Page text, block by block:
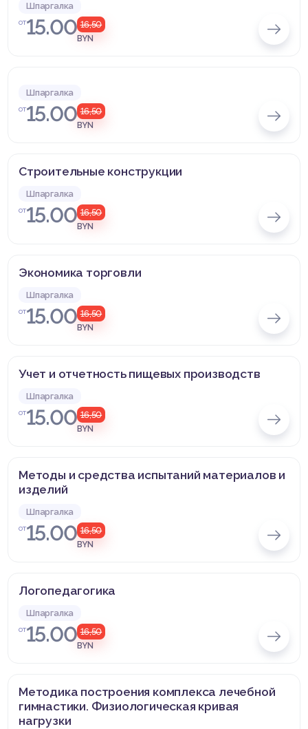
Шпаргалка
от15.00 16,50
BYN
Шпаргалка
от15.00 16,50
BYN
Строительные конструкции
Шпаргалка
от15.00 16,50
BYN
Экономика торговли
Шпаргалка
от15.00 16,50
BYN
Учет и отчетность пищевых производств
Шпаргалка
от15.00 16,50
BYN
Методы и средства испытаний материалов и
изделий
Шпаргалка
от15.00 16,50
BYN
Логопедагогика
Шпаргалка
от15.00 16,50
BYN
Методика построения комплекса лечебной
гимнастики. Физиологическая кривая
нагрузки